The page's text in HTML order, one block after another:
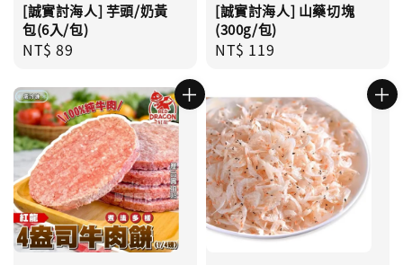
[誠實討海人] 芋頭/奶黃
包(6入/包)
Regular
NT$ 89
[誠實討海人] 山藥切塊
(300g/包)
Regular
NT$ 119